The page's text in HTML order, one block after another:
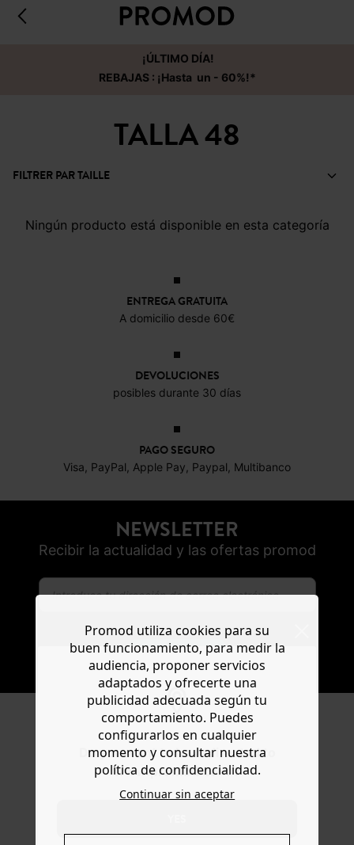
Do you want to be redirected to
www.promod.com ?
¡ÚLTIMO DÍA!
REBAJAS : ¡Hasta un - 60%!*
TALLA 48
FILTRER PAR TAILLE
Ningún producto está disponible en esta categoría
ENTREGA GRATUITA
A domicilio desde 60€
DEVOLUCIONES
posibles durante 30 días
PAGO SEGURO
Visa, PayPal, Apple Pay, Paypal, Multibanco
NEWSLETTER
Recibir la actualidad y las ofertas promod
SUSCRIBIR
CONFIANZA ONLINE
Promod utiliza cookies para su
buen funcionamiento, para medir la
audiencia, proponer servicios
adaptados y ofrecerte una
publicidad adecuada según tu
comportamiento. Puedes
configurarlos en cualquier
momento y consultar nuestra
política de confidencialidad.
Continuar sin aceptar